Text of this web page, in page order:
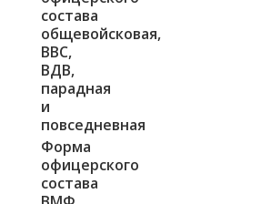
состава
общевойсковая,
ВВС,
ВДВ,
парадная
и
повседневная
Форма
офицерского
состава